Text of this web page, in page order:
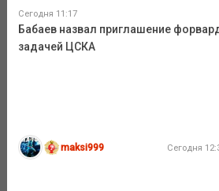
Сегодня 11:17
Бабаев назвал приглашение
задачей ЦСКА
maksi999 Сегодня